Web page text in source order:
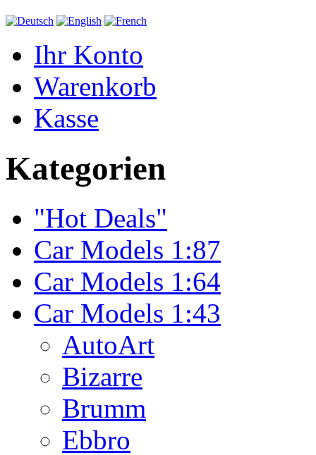
Ihr Konto
Warenkorb
Kasse
Kategorien
"Hot Deals"
Car Models 1:87
Car Models 1:64
Car Models 1:43
AutoArt
Bizarre
Brumm
Ebbro